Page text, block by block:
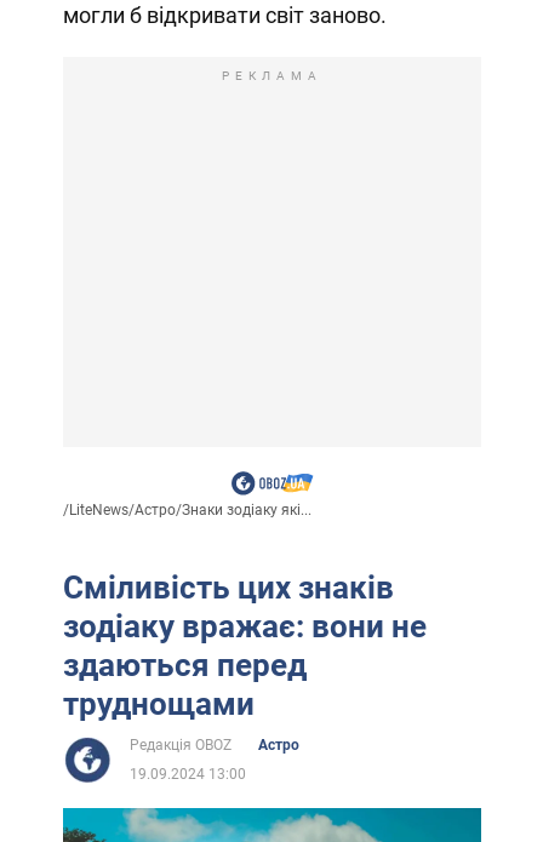
могли б відкривати світ заново.
РЕКЛАМА
/LiteNews/Астро/Знаки зодіаку які...
Сміливість цих знаків
зодіаку вражає: вони не
здаються перед
труднощами
Редакція OBOZ
Астро
19.09.2024 13:00